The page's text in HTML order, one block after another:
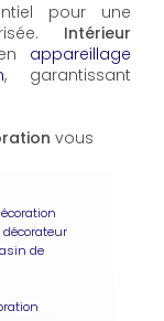
pour une
Intérieur
appareillage
, garantissant
vous
de